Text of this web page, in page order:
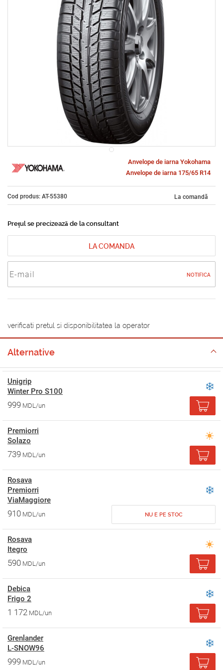
Anvelope de iarna Yokohama
Anvelope de iarna 175/65 R14
Cod produs: AT-55380 La comandă
Prețul se precizează de la consultant
LA COMANDA
NOTIFICA
verificati pretul si disponibilitatea la operator
Alternative
Unigrip
Winter Pro S100
999 MDL/un
Premiorri
Solazo
739 MDL/un
Rosava
Premiorri
ViaMaggiore
910 MDL/un NU E PE STOC
Rosava
Itegro
590 MDL/un
Debica
Frigo 2
1 172 MDL/un
Grenlander
L-SNOW96
999 MDL/un